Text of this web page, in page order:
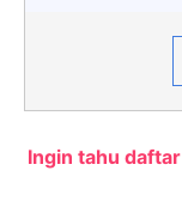
Ingin tahu